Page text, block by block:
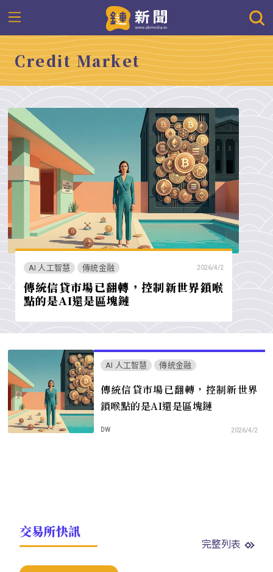
Credit Market
AI 人工智慧 傳統金融 2026/4/2
傳統信貸市場已翻轉，控制新世界鎖喉
點的是AI還是區塊鏈
AI 人工智慧 傳統金融
傳統信貸市場已翻轉，控制新世界
鎖喉點的是AI還是區塊鏈
DW 2026/4/2
交易所快訊
完整列表